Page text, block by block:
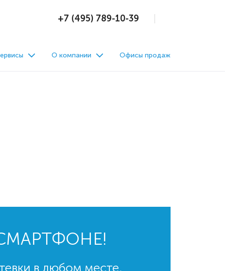
+7 (495) 789-10-39
О компании Офисы продаж
в любом месте,